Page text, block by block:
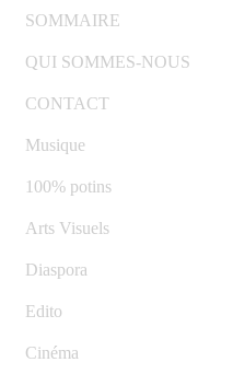
SOMMAIRE
QUI SOMMES-NOUS
CONTACT
Musique
100% potins
Arts Visuels
Diaspora
Edito
Cinéma